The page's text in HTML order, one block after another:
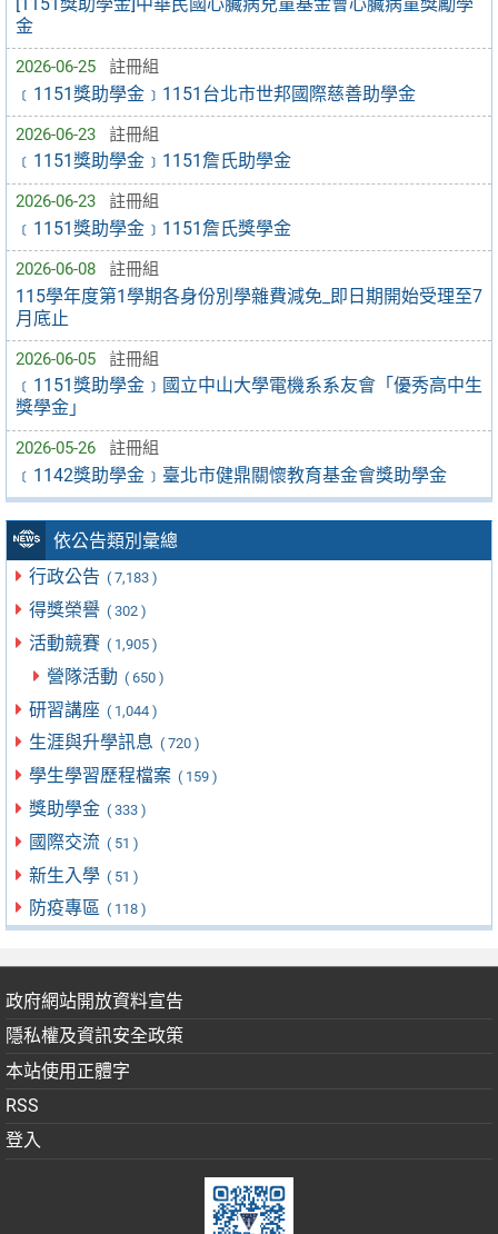
金
2026-06-25 註冊組
﹝1151獎助學金﹞1151台北市世邦國際慈善助學金
2026-06-23 註冊組
﹝1151獎助學金﹞1151詹氏助學金
2026-06-23 註冊組
﹝1151獎助學金﹞1151詹氏獎學金
2026-06-08 註冊組
115學年度第1學期各身份別學雜費減免_即日期開始受理至7
月底止
2026-06-05 註冊組
﹝1151獎助學金﹞國立中山大學電機系系友會「優秀高中生
獎學金」
2026-05-26 註冊組
﹝1142獎助學金﹞臺北市健鼎關懷教育基金會獎助學金
依公告類別彙總
行政公告 ( 7,183 )
得獎榮譽 ( 302 )
活動競賽 ( 1,905 )
營隊活動 ( 650 )
研習講座 ( 1,044 )
生涯與升學訊息 ( 720 )
學生學習歷程檔案 ( 159 )
獎助學金 ( 333 )
國際交流 ( 51 )
新生入學 ( 51 )
防疫專區 ( 118 )
政府網站開放資料宣告
隱私權及資訊安全政策
本站使用正體字
RSS
登入